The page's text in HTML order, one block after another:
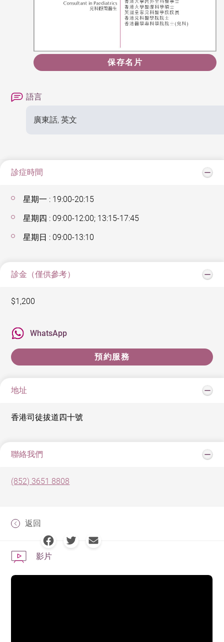
保存名片
語言
廣東話, 英文
診症時間
星期一 : 19:00-20:15
星期四 : 09:00-12:00; 13:15-17:45
星期日 : 09:00-13:10
診金（僅供參考）
$1,200
WhatsApp
預約服務
地址
香港司徒拔道四十號
聯絡我們
(852) 3651 8808
返回
影片